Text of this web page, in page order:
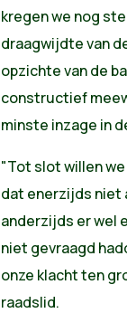
kregen we nog
draagwijdte van
opzichte van de
constructief
minste inzage in
"Tot slot willen
dat enerzijds niet
anderzijds er wel
niet gevraagd
onze klacht ten
raadslid.